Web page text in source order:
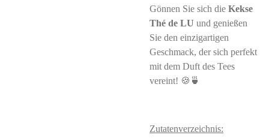
Gönnen Sie sich die Kekse
Thé de LU und genießen
Sie den einzigartigen
Geschmack, der sich perfekt
mit dem Duft des Tees
vereint! 🍪🍵
Zutatenverzeichnis: